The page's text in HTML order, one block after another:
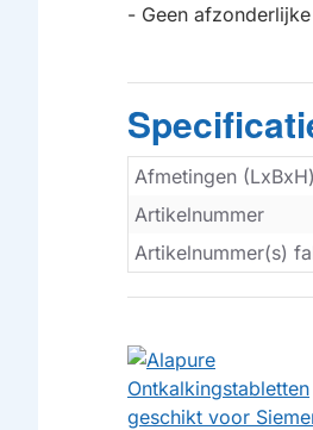
- Geen
Afmetingen
Artikelnummer
Artikelnummer(s)